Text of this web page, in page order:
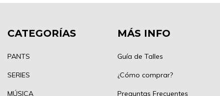
CATEGORÍAS
PANTS
SERIES
MÚSICA
MÁS INFO
Guía de Talles
¿Cómo comprar?
Preguntas Frecuentes